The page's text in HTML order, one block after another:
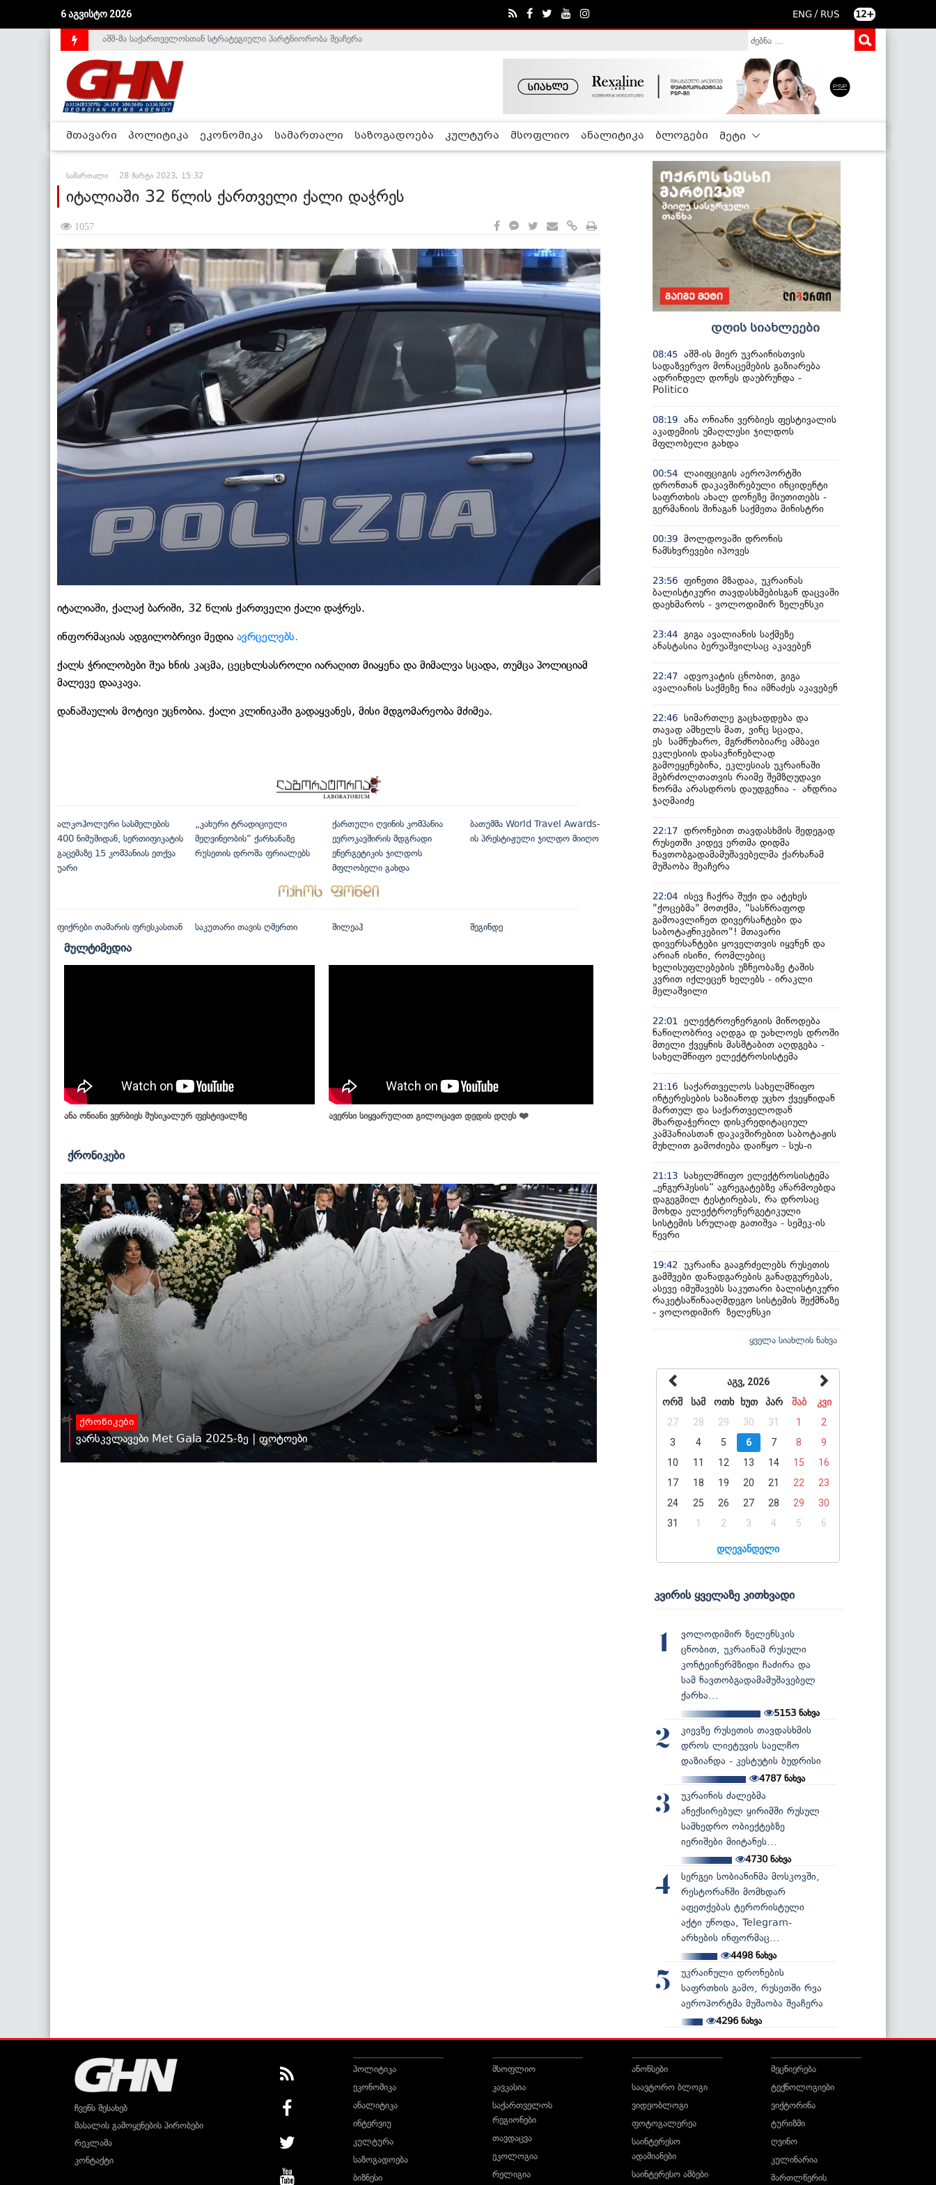
6 აგვისტო 2026 ENG / RUS 12+
საქართველოს დე-ფაქტო მთავრობა არალეგიტიმურია - ჰელსინკის კომისია
მთავარი პოლიტიკა ეკონომიკა სამართალი საზოგადოება კულტურა მსოფლიო ანალიტიკა ბლოგები მეტი
სამართალი 28 მარტი 2023, 15:32
იტალიაში 32 წლის ქართველი ქალი დაჭრეს
1057
იტალიაში, ქალაქ ბარიში, 32 წლის ქართველი ქალი დაჭრეს.
ინფორმაციას ადგილობრივი მედია ავრცელებს.
ქალს ჭრილობები შუა ხნის კაცმა, ცეცხლსასროლი იარაღით მიაყენა და მიმალვა სცადა, თუმცა პოლიციამ
მალევე დააკავა.
დანაშაულის მოტივი უცნობია. ქალი კლინიკაში გადაყვანეს, მისი მდგომარეობა მძიმეა.
ალკოჰოლური სასმელების
400 ნიმუშიდან, სერთიფიკატის
გაცემაზე 15 კომპანიას ეთქვა
უარი
„კახური ტრადიციული
მეღვინეობის“ ქარხანაზე
რუსეთის დროშა ფრიალებს
ქართული ღვინის კომპანია
ევროკავშირის მდგრადი
ენერგეტიკის ჯილდოს
მფლობელი გახდა
ბათუმმა World Travel Awards-
ის პრესტიჟული ჯილდო მიიღო
ფიქრები თამარის ფრესკასთან საკუთარი თავის ღმერთი შილეაჰ შეგინდე
მულტიმედია
ანა ონიანი ვერბიეს მუსიკალურ ფესტივალზე ავერსი სიყვარულით გილოცავთ დედის დღეს ❤️
ქრონიკები
ქრონიკები
ვარსკვლავები Met Gala 2025-ზე | ფოტოები
დღის სიახლეები
08:45 აშშ-ის მიერ უკრაინისთვის
სადაზვერვო მონაცემების გაზიარება
ადრინდელ დონეს დაუბრუნდა -
Politico
08:19 ანა ონიანი ვერბიეს ფესტივალის
აკადემიის უმაღლესი ჯილდოს
მფლობელი გახდა
00:54 ლაიფციგის აეროპორტში
დრონთან დაკავშირებული ინციდენტი
საფრთხის ახალ დონეზე მიუთითებს -
გერმანიის შინაგან საქმეთა მინისტრი
00:39 მოლდოვაში დრონის
ნამსხვრევები იპოვეს
23:56 ფინეთი მზადაა, უკრაინას
ბალისტიკური თავდასხმებისგან დაცვაში
დაეხმაროს - ვოლოდიმირ ზელენსკი
23:44 გიგა ავალიანის საქმეზე
ანასტასია ბერუაშვილსაც აკავებენ
22:47 ადვოკატის ცნობით, გიგა
ავალიანის საქმეზე ნია იმნაძეს აკავებენ
22:46 სიმართლე გაცხადდება და
თავად ამხელს მათ, ვინც სცადა,
ეს სამწუხარო, მგრძნობიარე ამბავი
ეკლესიის დასაკნინებლად
გამოეყენებინა, ეკლესიას უკრაინაში
მებრძოლთათვის რაიმე შემზღუდავი
ნორმა არასდროს დაუდგენია - ანდრია
ჯაღმაიძე
22:17 დრონებით თავდასხმის შედეგად
რუსეთში კიდევ ერთმა დიდმა
ნავთობგადამამუშავებელმა ქარხანამ
მუშაობა შეაჩერა
22:04 ისევ ჩაქრა შუქი და ატეხეს
"ქოცებმა" მოთქმა, "სასწრაფოდ
გამოავლინეთ დივერსანტები და
საბოტაჟნიკებიო"! მთავარი
დივერსანტები ყოველთვის იყვნენ და
არიან ისინი, რომლებიც
ხელისუფლებების უზნეობაზე ტაშის
კვრით იქლეცენ ხელებს - ირაკლი
მელაშვილი
22:01
ელექტროენერგიის მიწოდება
ნაწილობრივ აღდგა დ უახლოეს დროში
მთელი ქვეყნის მასშტაბით აღდგება -
სახელმწიფო ელექტროსისტემა
21:16 საქართველოს სახელმწიფო
ინტერესების საზიანოდ უცხო ქვეყნიდან
მართულ და საქართველოდან
მხარდაჭერილ დისკრედიტაციულ
კამპანიასთან დაკავშირებით საბოტაჟის
მუხლით გამოძიება დაიწყო - სუს-ი
21:13 სახელმწიფო ელექტროსისტემა
„ენგურჰესის“ აგრეგატებზე აწარმოებდა
დაგეგმილ ტესტირებას, რა დროსაც
მოხდა ელექტროენერგეტიკული
სისტემის სრულად გათიშვა - სემეკ-ის
წევრი
19:42
უკრაინა გააგრძელებს რუსეთის
გამშვები დანადგარების განადგურებას,
ასევე იმუშავებს საკუთარი ბალისტიკური
რაკეტსაწინააღმდეგო სისტემის შექმნაზე
- ვოლოდიმირ ზელენსკი
ყველა სიახლის ნახვა
აგვ, 2026
ორშ
სამ ოთხ ხუთ პარ შაბ
კვი
27
28 29 30 31 1
2
3
4 5 6 7 8
9
10
11 12 13 14 15
16
17
18 19 20 21 22
23
24
25 26 27 28 29
30
31
1 2 3 4 5 6
დღევანდელი
კვირის ყველაზე კითხვადი
1
ვოლოდიმირ ზელენსკის
ცნობით, უკრაინამ რუსული
კონტეინერმზიდი ჩაძირა და
სამ ნავთობგადამამუშავებელ
ქარხა...
5153 ნახვა
2
კიევზე რუსეთის თავდასხმის
დროს ლიეტუვის საელჩო
დაზიანდა - კესტუტის ბუდრისი
4787 ნახვა
3
უკრაინის ძალებმა
ანექსირებულ ყირიმში რუსულ
სამხედრო ობიექტებზე
იერიშები მიიტანეს...
4730ნახვა
4
სერგეი სობიანინმა მოსკოვში,
რესტორანში მომხდარ
აფეთქებას ტერორისტული
აქტი უწოდა, Telegram-
არხების ინფორმაც...
4498ნახვა
5
უკრაინული დრონების
საფრთხის გამო, რუსეთში რვა
აეროპორტმა მუშაობა შეაჩერა
4296ნახვა
ჩვენს შესახებ
მასალის გამოყენების პირობები
რეკლამა
კონტაქტი
პოლიტიკა
ეკონომიკა
ანალიტიკა
ინტერვიუ
კულტურა
საზოგადოება
ბიზნესი
მსოფლიო
კავკასია
საქართველოს
რეგიონები
თავდაცვა
ეკოლოგია
რელიგია
ანონსები
საავტორო ბლოგი
ვიდეობლოგი
ფოტოგალერეა
საინტერესო
ადამიანები
საინტერესო ამბები
მეცნიერება
ტექნოლოგიები
ვიქტორინა
ტურიზმი
ღვინო
კულინარია
მართლწერის